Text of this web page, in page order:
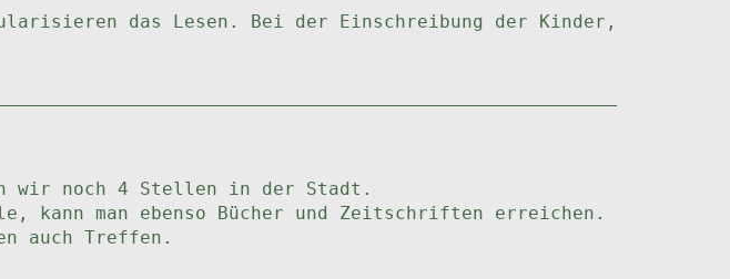
das Lesen. Bei der Einschreibung der Kinder,
wir noch 4 Stellen in der Stadt.
kann man ebenso Bücher und Zeitschriften erreichen.
auch Treffen.